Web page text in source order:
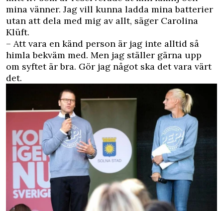
mina vänner. Jag vill kunna ladda mina batterier
utan att dela med mig av allt, säger Carolina
Klüft.
– Att vara en känd person är jag inte alltid så
himla bekväm med. Men jag ställer gärna upp
om syftet är bra. Gör jag något ska det vara värt
det.